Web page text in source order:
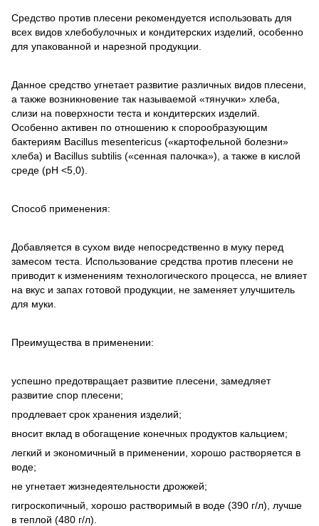
Средство против плесени рекомендуется использовать для
всех видов хлебобулочных и кондитерских изделий, особенно
для упакованной и нарезной продукции.
Данное средство угнетает развитие различных видов плесени,
а также возникновение так называемой «тянучки» хлеба,
слизи на поверхности теста и кондитерских изделий.
Особенно активен по отношению к спорообразующим
бактериям Bacillus mesentericus («картофельной болезни»
хлеба) и Bacillus subtilis («сенная палочка»), а также в кислой
среде (pH <5,0).
Способ применения:
Добавляется в сухом виде непосредственно в муку перед
замесом теста. Использование средства против плесени не
приводит к изменениям технологического процесса, не влияет
на вкус и запах готовой продукции, не заменяет улучшитель
для муки.
Преимущества в применении:
успешно предотвращает развитие плесени, замедляет
развитие спор плесени;
продлевает срок хранения изделий;
вносит вклад в обогащение конечных продуктов кальцием;
легкий и экономичный в применении, хорошо растворяется в
воде;
не угнетает жизнедеятельности дрожжей;
гигроскопичный, хорошо растворимый в воде (390 г/л), лучше
в теплой (480 г/л).